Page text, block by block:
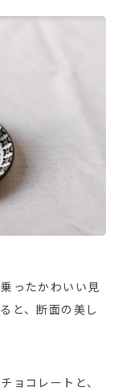
ったかわいい見
と、断面の美し
ョコレートと、